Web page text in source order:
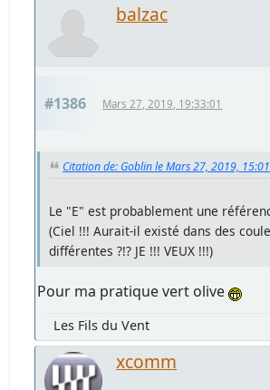
balzac
#1386 Mars 27, 2019, 19:33:01
Citation de: Goblin le Mars 27, 2019,
Le "E" est probablement une
(Ciel !!! Aurait-il existé dans des
différentes ?!? JE !!! VEUX !!!)
Pour ma pratique vert olive
Les Fils du Vent
xcomm